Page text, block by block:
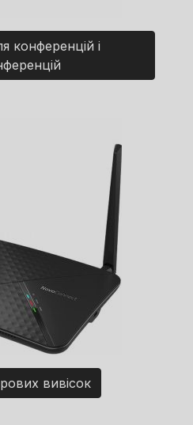
конференцій і
вивісок